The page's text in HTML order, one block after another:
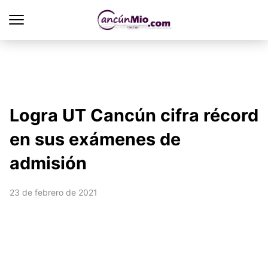
Logra UT Cancún cifra récord
en sus exámenes de
admisión
23 de febrero de 2021